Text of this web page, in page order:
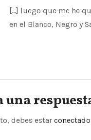
[…] luego que me he
en el Blanco, Negro y
una
debes estar conectado